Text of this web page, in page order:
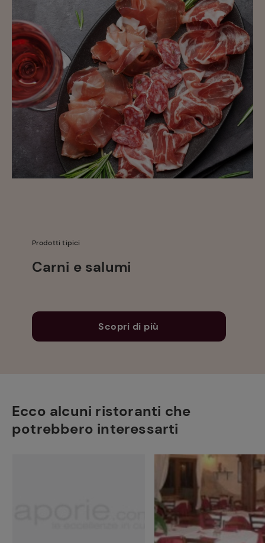
Prodotti tipici
Carni e salumi
Scopri di più
Ecco alcuni ristoranti che
potrebbero interessarti